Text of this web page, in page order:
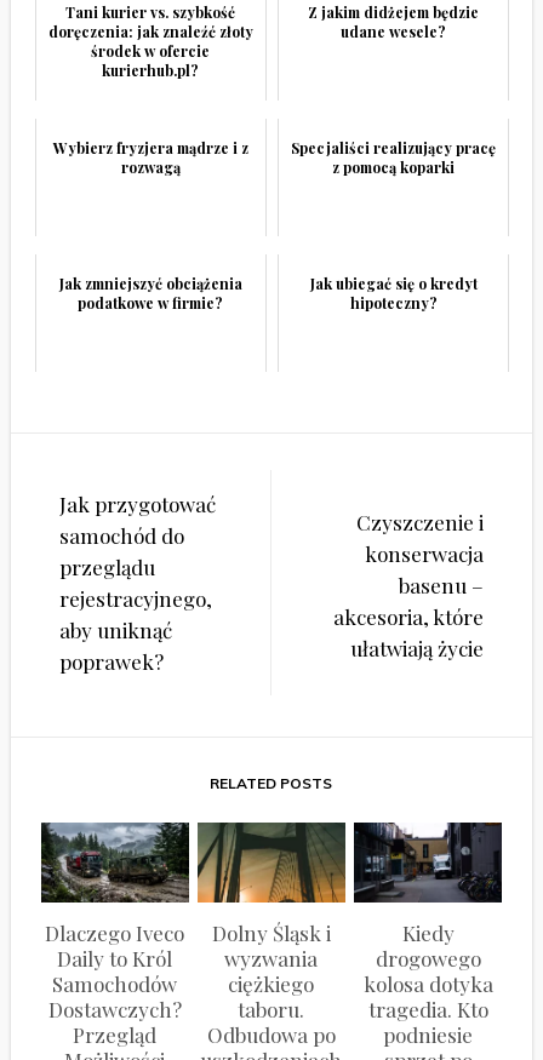
Tani kurier vs. szybkość
doręczenia: jak znaleźć złoty
środek w ofercie
kurierhub.pl?
Z jakim didżejem będzie
udane wesele?
Wybierz fryzjera mądrze i z
rozwagą
Specjaliści realizujący pracę
z pomocą koparki
Jak zmniejszyć obciążenia
podatkowe w firmie?
Jak ubiegać się o kredyt
hipoteczny?
Nawigacja
wpisu
Jak przygotować
samochód do
przeglądu
rejestracyjnego,
aby uniknąć
poprawek?
Czyszczenie i
konserwacja
basenu –
akcesoria, które
ułatwiają życie
RELATED POSTS
Dlaczego Iveco
Daily to Król
Samochodów
Dostawczych?
Przegląd
Dolny Śląsk i
wyzwania
ciężkiego
taboru.
Odbudowa po
Kiedy
drogowego
kolosa dotyka
tragedia. Kto
podniesie